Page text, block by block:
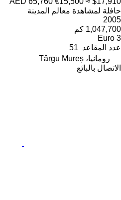
حافلة لمشاهدة معالم المدينة
2005
1,047,700 كم
Euro 3
عدد المقاعد 51
رومانيا، Târgu Mureș
الاتصال بالبائع